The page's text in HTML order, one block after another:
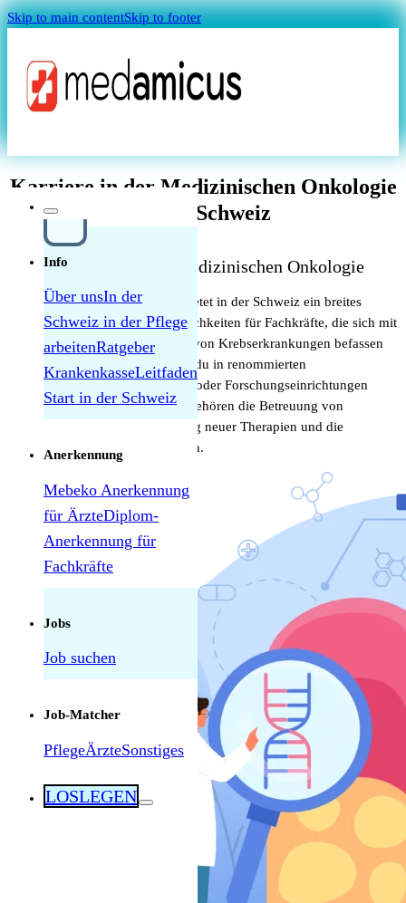
Skip to main contentSkip to footer
MAGAZIN
Magazin
Quellensteuer Lohnrechner
Herausforderungen als Pflegekraft in der
Schweiz: Was tatsächlich manchmal schwierig
ist — und was nicht
Als Pflegekraft in die Schweiz: Leben, Kultur
und Alltag (2026)
Info
Über unsIn der
Schweiz in der Pflege
arbeitenRatgeber
KrankenkasseLeitfaden
Start in der Schweiz
Anerkennung
Mebeko Anerkennung
für ÄrzteDiplom-
Anerkennung für
Fachkräfte
Jobs
Job suchen
Job-Matcher
PflegeÄrzteSonstiges
LOSLEGEN
Karriere in der Medizinischen Onkologie
in der Schweiz
Gelegenheiten in der Medizinischen Onkologie
Die Medizinische Onkologie bietet in der Schweiz ein breites
Spektrum an beruflichen Möglichkeiten für Fachkräfte, die sich mit
der Diagnose und Behandlung von Krebserkrankungen befassen
möchten. Als Onkologe kannst du in renommierten
Krankenhäusern, Krebszentren oder Forschungseinrichtungen
arbeiten. Zu deinen Aufgaben gehören die Betreuung von
Krebspatienten, die Entwicklung neuer Therapien und die
Teilnahme an klinischen Studien.